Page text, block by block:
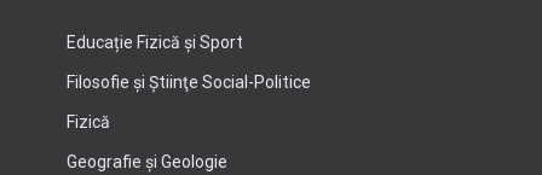
Educație Fizică și Sport
Filosofie şi Ştiinţe Social-Politice
Fizică
Geografie şi Geologie